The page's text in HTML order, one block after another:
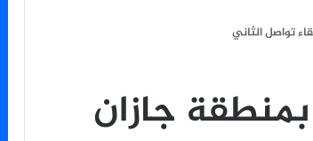
تواصل الثاني
جازان